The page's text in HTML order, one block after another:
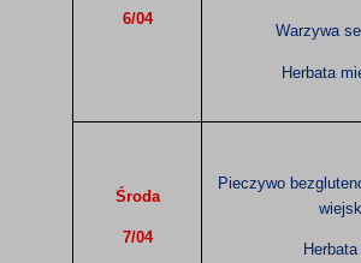
6/04
Warzywa
Herbata
Środa
7/04
Pieczywo